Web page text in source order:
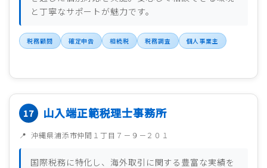
と丁寧なサポートが魅力です。
税務顧問 確定申告 相続税 税務調査 個人事業主
山入端正範税理士事務所
沖縄県浦添市仲間１丁目７－９－２０１
国際税務に特化し、海外取引に関する豊富な実績を